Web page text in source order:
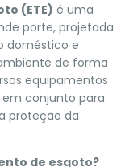
(ETE) é uma
porte, projetada
doméstico e
de forma
equipamentos
conjunto para
proteção da
de esgoto?